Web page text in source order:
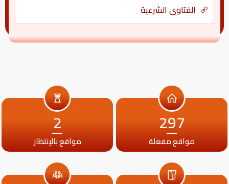
الفتاوى الشرعية
297
مواقع مفعلة
2
مواقع بالإنتظار